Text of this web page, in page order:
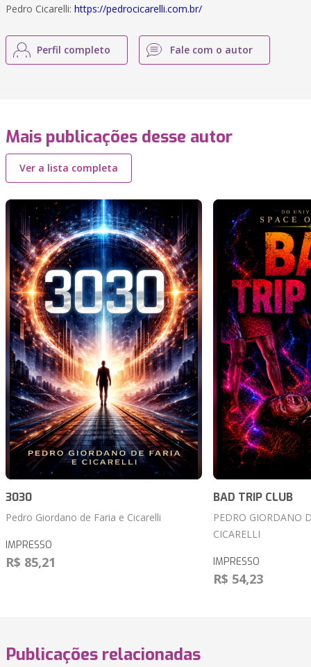
Pedro Cicarelli: https://pedrocicarelli.com.br/
Perfil completo Fale com o autor
Mais publicações desse autor
Ver a lista completa
3030
Pedro Giordano de Faria e Cicarelli
IMPRESSO
R$ 85,21
BAD TRIP CLUB
PEDRO GIORDANO
CICARELLI
IMPRESSO
R$ 54,23
Publicações relacionadas